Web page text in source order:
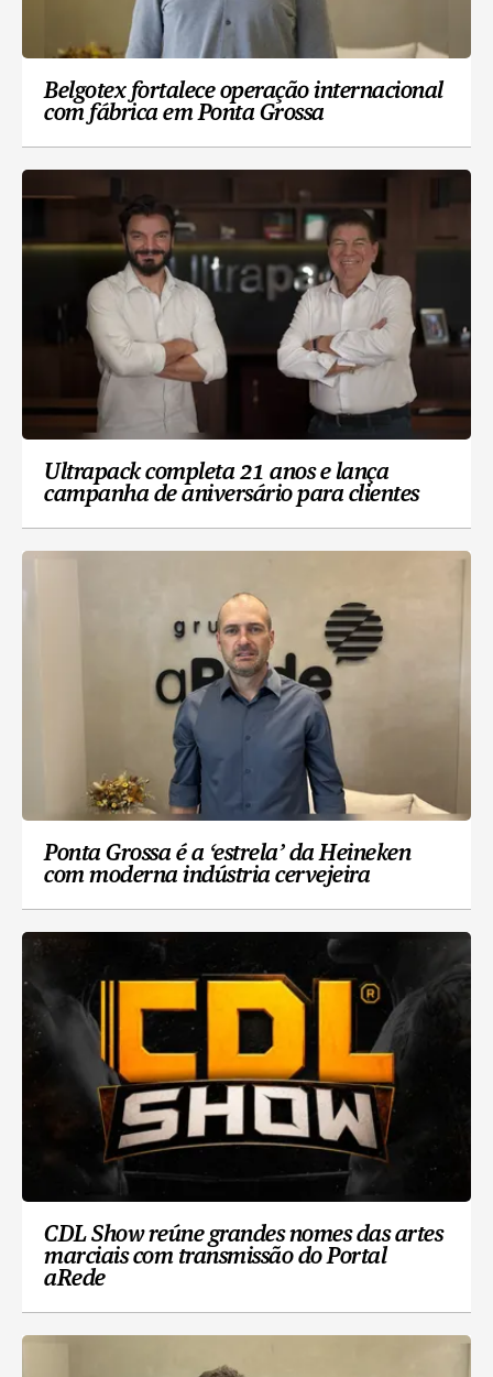
Belgotex fortalece operação internacional
com fábrica em Ponta Grossa
Ultrapack completa 21 anos e lança
campanha de aniversário para clientes
Ponta Grossa é a ‘estrela’ da Heineken
com moderna indústria cervejeira
CDL Show reúne grandes nomes das artes
marciais com transmissão do Portal
aRede